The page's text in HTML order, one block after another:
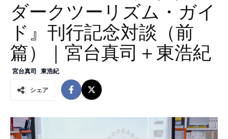
ダークツーリズム・ガイ
ド』刊行記念対談（前
篇）｜宮台真司＋東浩紀
宮台真司 東浩紀
シェア